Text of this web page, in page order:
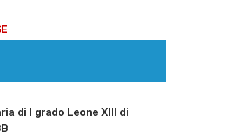
di I grado Leone XIII di